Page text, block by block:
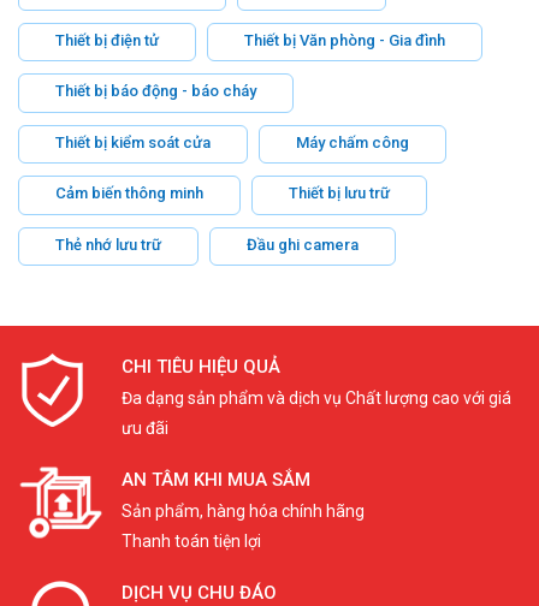
Thiết bị điện tử Thiết bị Văn phòng - Gia đình
Thiết bị báo động - báo cháy
Thiết bị kiểm soát cửa Máy chấm công
Cảm biến thông minh Thiết bị lưu trữ
Thẻ nhớ lưu trữ Đầu ghi camera
CHI TIÊU HIỆU QUẢ
Đa dạng sản phẩm và dịch vụ Chất lượng cao với giá
ưu đãi
AN TÂM KHI MUA SẮM
Sản phẩm, hàng hóa chính hãng
Thanh toán tiện lợi
DỊCH VỤ CHU ĐÁO